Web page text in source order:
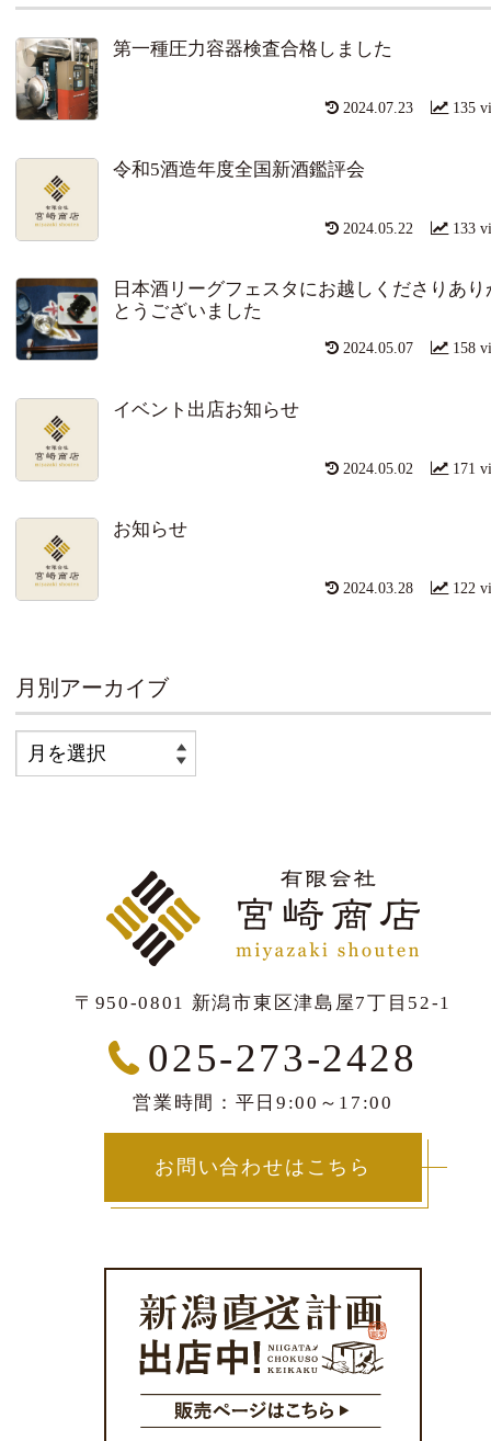
第一種圧力容器検査合格しました
135
2024.07.23
令和5酒造年度全国新酒鑑評会
133
2024.05.22
日本酒リーグフェスタにお越しくださりあり
とうございました
158
2024.05.07
イベント出店お知らせ
171
2024.05.02
お知らせ
122
2024.03.28
月別アーカイブ
〒950-0801 新潟市東区津島屋7丁目52-1
025-273-2428
営業時間：平日9:00～17:00
お問い合わせはこちら